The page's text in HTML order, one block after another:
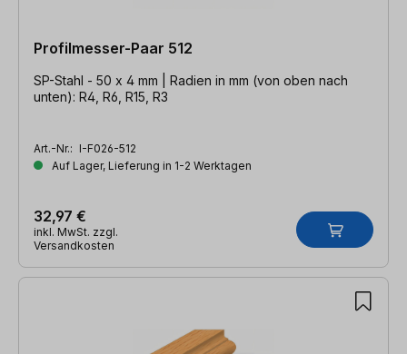
Profilmesser-Paar 512
SP-Stahl - 50 x 4 mm | Radien in mm (von oben nach
unten): R4, R6, R15, R3
Art.-Nr.: I-F026-512
Auf Lager, Lieferung in 1-2 Werktagen
32,97 €
inkl. MwSt. zzgl.
Versandkosten